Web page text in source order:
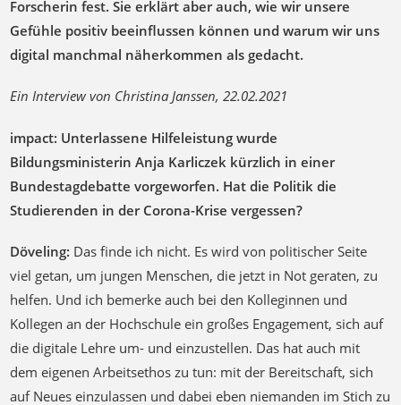
Forscherin fest. Sie erklärt aber auch, wie wir unsere
Gefühle positiv beeinflussen können und warum wir uns
digital manchmal näherkommen als gedacht.
Ein Interview von Christina Janssen, 22.02.2021
impact: Unterlassene Hilfeleistung wurde
Bildungsministerin Anja Karliczek kürzlich in einer
Bundestagdebatte vorgeworfen. Hat die Politik die
Studierenden in der Corona-Krise vergessen?
Döveling: Das finde ich nicht. Es wird von politischer Seite
viel getan, um jungen Menschen, die jetzt in Not geraten, zu
helfen. Und ich bemerke auch bei den Kolleginnen und
Kollegen an der Hochschule ein großes Engagement, sich auf
die digitale Lehre um- und einzustellen. Das hat auch mit
dem eigenen Arbeitsethos zu tun: mit der Bereitschaft, sich
auf Neues einzulassen und dabei eben niemanden im Stich zu